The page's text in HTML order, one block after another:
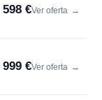
598 €Ver oferta →
999 €Ver oferta →